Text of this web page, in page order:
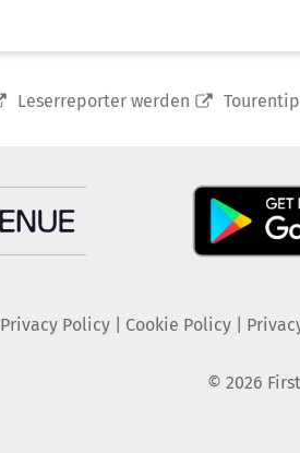
Leserreporter werden
Privacy Policy| Cookie Policy|
© 2026